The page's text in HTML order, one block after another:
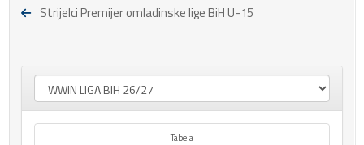
Strijelci Premijer omladinske lige BiH U-15
Tabela